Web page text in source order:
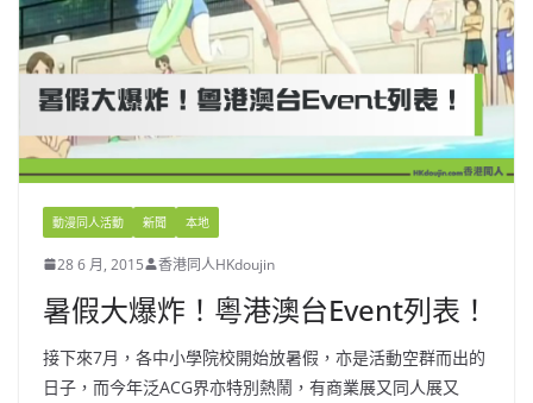
動漫同人活動 新聞 本地
28 6 月, 2015 香港同人HKdoujin
暑假大爆炸！粵港澳台Event列表！
接下來7月，各中小學院校開始放暑假，亦是活動空群而出的
日子，而今年泛ACG界亦特別熱鬧，有商業展又同人展又